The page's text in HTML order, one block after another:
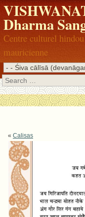
Dharma
Centre culturel
mauricienne
Search
« Calisas